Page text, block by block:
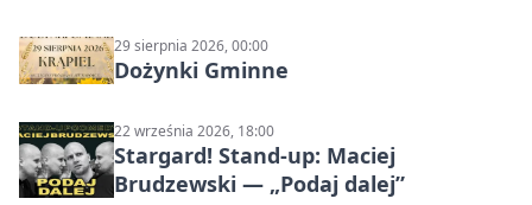
29 sierpnia 2026, 00:00
Dożynki Gminne
22 września 2026, 18:00
Stargard! Stand-up: Maciej
Brudzewski — „Podaj dalej”